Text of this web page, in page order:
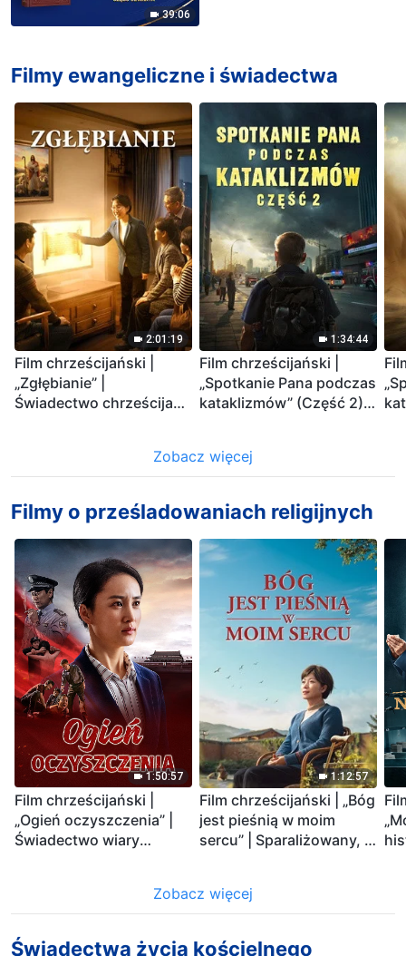
39:06
Filmy ewangeliczne i świadectwa
2:01:19
Film chrześcijański |
„Zgłębianie” |
Świadectwo chrześcijan
1:34:44
Film chrześcijański |
„Spotkanie Pana podczas
kataklizmów” (Część 2)
Katastrofy uderzają.
Ludzkość weszła w
odliczanie. Czy znalazłeś
już drogę ocalenia?
Zobacz więcej
Filmy o prześladowaniach religijnych
1:50:57
Film chrześcijański |
„Ogień oczyszczenia” |
Świadectwo wiary
1:12:57
Film chrześcijański | „Bóg
jest pieśnią w moim
sercu” | Sparaliżowany, z
cudu życia?
Zobacz więcej
Świadectwa życia kościelnego